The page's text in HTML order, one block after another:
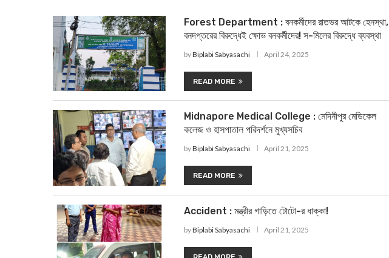
Forest Department : বনকর্মীদের রাতভর আটকে হেনস্থা,
বনদপ্তরের বিরুদ্ধেই ক্ষোভ বনকর্মীদের! স-মিলের বিরুদ্ধে ব্যবস্থা
byBiplabi Sabyasachi April 24, 2025
READ MORE
Midnapore Medical College : মেদিনীপুর মেডিকেল
কলেজ ও হাসপাতাল পরিদর্শনে মুখ্যসচিব
byBiplabi Sabyasachi April 21, 2025
READ MORE
Accident : মন্ত্রীর গাড়িতে টোটো-র ধাক্কা!
byBiplabi Sabyasachi April 21, 2025